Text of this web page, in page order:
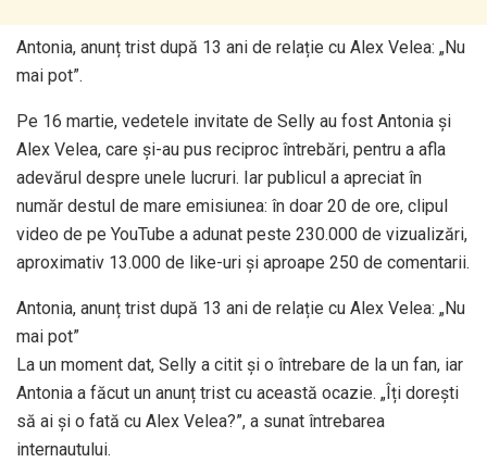
Antonia, anunț trist după 13 ani de relație cu Alex Velea: „Nu
mai pot”.
Pe 16 martie, vedetele invitate de Selly au fost Antonia și
Alex Velea, care și-au pus reciproc întrebări, pentru a afla
adevărul despre unele lucruri. Iar publicul a apreciat în
număr destul de mare emisiunea: în doar 20 de ore, clipul
video de pe YouTube a adunat peste 230.000 de vizualizări,
aproximativ 13.000 de like-uri și aproape 250 de comentarii.
Antonia, anunț trist după 13 ani de relație cu Alex Velea: „Nu
mai pot”
La un moment dat, Selly a citit și o întrebare de la un fan, iar
Antonia a făcut un anunț trist cu această ocazie. „Îți dorești
să ai și o fată cu Alex Velea?”, a sunat întrebarea
internautului.